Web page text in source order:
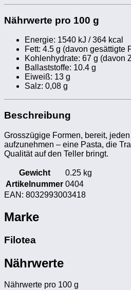
Nährwerte pro 100 g
Energie: 1540 kJ / 364 kcal
Fett: 4.5 g (davon gesättigte
Kohlenhydrate: 67 g (davon
Ballaststoffe: 10.4 g
Eiweiß: 13 g
Salz: 0,08 g
Beschreibung
Grosszügige Formen, bereit,
aufzunehmen – eine Pasta, die
Qualität auf den Teller bringt.
Gewicht
0.25 kg
Artikelnummer 0404
EAN: 8032993003418
Marke
Filotea
Nährwerte
Nährwerte pro 100 g